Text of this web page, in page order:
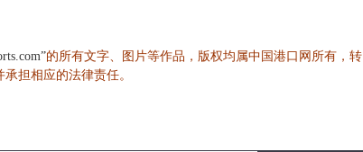
的所有文字、图片等作品，版权均属中国港口网所有，转
担相应的法律责任。